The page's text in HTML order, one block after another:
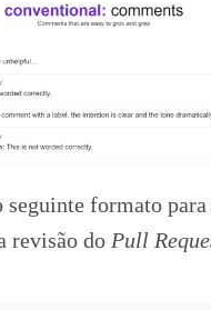
seguinte formato para
revisão doPull